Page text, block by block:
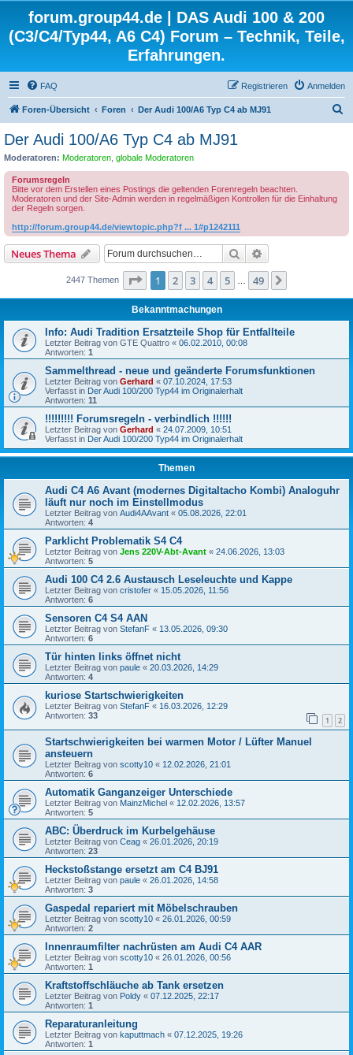
forum.group44.de | DAS Audi 100 & 200
(C3/C4/Typ44, A6 C4) Forum – Technik, Teile,
Erfahrungen.
FAQ Anmelden
Registrieren
Foren-Übersicht Foren Der Audi 100/A6 Typ C4 ab MJ91
Der Audi 100/A6 Typ C4 ab MJ91
Moderatoren: Moderatoren globale Moderatoren
Forumsregeln
Bitte vor dem Erstellen eines Postings die geltenden Forenregeln beachten.
Moderatoren und der Site-Admin werden in regelmäßigen Kontrollen für die Einhaltung
der Regeln sorgen.
http://forum.group44.de/viewtopic.php?f ... 1#p1242111
Neues Thema Suche
2447 Themen Seite 1von 49
1 2 3 4 5 49
Bekanntmachungen
Info: Audi Tradition Ersatzteile Shop für Entfallteile
Letzter Beitrag von GTE Quattro « 06.02.2010, 00:08
Antworten: 1
Sammelthread - neue und geänderte Forumsfunktionen
Letzter Beitrag von Gerhard « 07.10.2024, 17:53
Verfasst in Der Audi 100/200 Typ44 im Originalerhalt
Antworten: 11
!!!!!!!!! Forumsregeln - verbindlich !!!!!!
Letzter Beitrag von Gerhard « 24.07.2009, 10:51
Verfasst in Der Audi 100/200 Typ44 im Originalerhalt
Themen
Audi C4 A6 Avant (modernes Digitaltacho Kombi) Analoguhr
läuft nur noch im Einstellmodus
Letzter Beitrag von Audi4AAvant « 05.08.2026, 22:01
Antworten: 4
Parklicht Problematik S4 C4
Letzter Beitrag von Jens 220V-Abt-Avant « 24.06.2026, 13:03
Antworten: 5
Audi 100 C4 2.6 Austausch Leseleuchte und Kappe
Letzter Beitrag von cristofer « 15.05.2026, 11:56
Antworten: 6
Sensoren C4 S4 AAN
Letzter Beitrag von StefanF « 13.05.2026, 09:30
Antworten: 6
Tür hinten links öffnet nicht
Letzter Beitrag von paule « 20.03.2026, 14:29
Antworten: 4
kuriose Startschwierigkeiten
Letzter Beitrag von StefanF « 16.03.2026, 12:29
Antworten: 33 1 2
Startschwierigkeiten bei warmen Motor / Lüfter Manuel
ansteuern
Letzter Beitrag von scotty10 « 12.02.2026, 21:01
Antworten: 6
Automatik Ganganzeiger Unterschiede
Letzter Beitrag von MainzMichel « 12.02.2026, 13:57
Antworten: 5
ABC: Überdruck im Kurbelgehäuse
Letzter Beitrag von Ceag « 26.01.2026, 20:19
Antworten: 23
Heckstoßstange ersetzt am C4 BJ91
Letzter Beitrag von paule « 26.01.2026, 14:58
Antworten: 3
Gaspedal repariert mit Möbelschrauben
Letzter Beitrag von scotty10 « 26.01.2026, 00:59
Antworten: 2
Innenraumfilter nachrüsten am Audi C4 AAR
Letzter Beitrag von scotty10 « 26.01.2026, 00:56
Antworten: 1
Kraftstoffschläuche ab Tank ersetzen
Letzter Beitrag von Poldy « 07.12.2025, 22:17
Antworten: 1
Reparaturanleitung
Letzter Beitrag von kaputtmach « 07.12.2025, 19:26
Antworten: 1